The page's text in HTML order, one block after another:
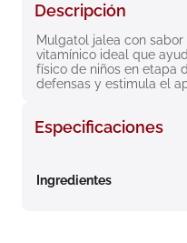
Descripción
Mulgatol jalea con
vitamínico ideal que
físico de niños en etapa
defensas y estimula el
Especificaciones
Ingredientes
7. isdin
8. roche posay
9. nivea